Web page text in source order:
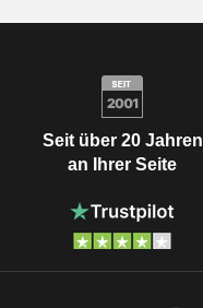
Seit über 20 Jahren
an Ihrer Seite